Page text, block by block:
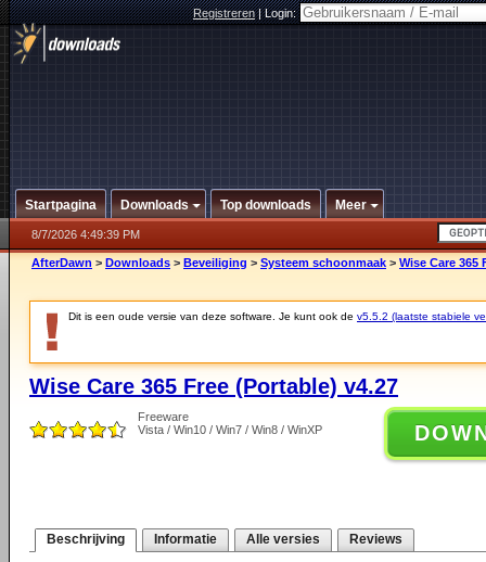
Registreren|Login:
Startpagina Downloads Top downloads Meer
8/7/2026 4:49:39 PM
AfterDawn > Downloads > Beveiliging > Systeem schoonmaak > Wise Care 365
Dit is een oude versie van deze software. Je kunt ook de v5.5.2 (laatste stabiele
Wise Care 365 Free (Portable) v4.27
Freeware
Vista / Win10 / Win7 / Win8 / WinXP
Beschrijving Informatie Alle versies Reviews